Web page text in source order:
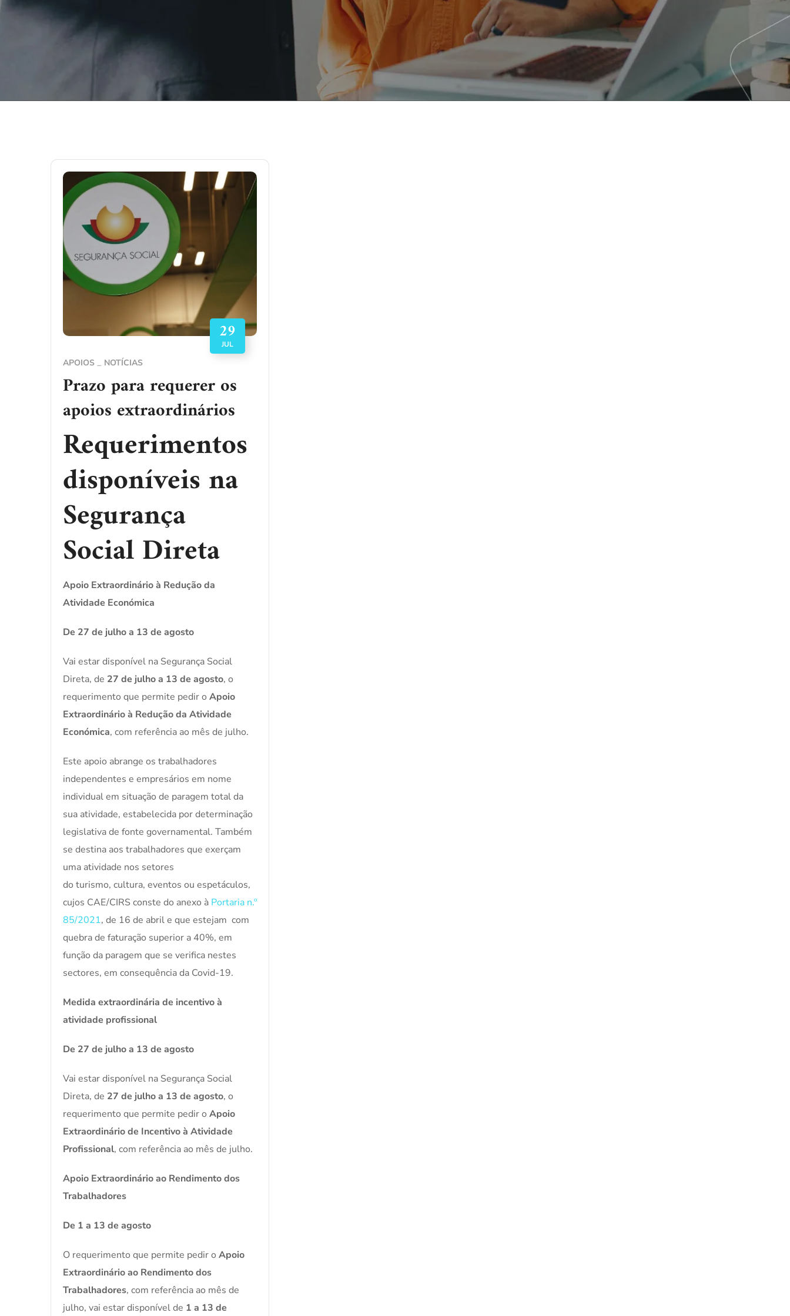
29
JUL
APOIOS NOTÍCIAS
Prazo para requerer os
apoios extraordinários
Requerimentos
disponíveis na
Segurança
Social Direta
Apoio Extraordinário à Redução da
Atividade Económica
De 27 de julho a 13 de agosto
Vai estar disponível na Segurança Social
Direta, de 27 de julho a 13 de agosto, o
requerimento que permite pedir o Apoio
Extraordinário à Redução da Atividade
Económica, com referência ao mês de julho.
Este apoio abrange os trabalhadores
independentes e empresários em nome
individual em situação de paragem total da
sua atividade, estabelecida por determinação
legislativa de fonte governamental. Também
se destina aos trabalhadores que exerçam
uma atividade nos setores
do turismo, cultura, eventos ou espetáculos,
cujos CAE/CIRS conste do anexo à Portaria n.º
85/2021, de 16 de abril e que estejam com
quebra de faturação superior a 40%, em
função da paragem que se verifica nestes
sectores, em consequência da Covid-19.
Medida extraordinária de incentivo à
atividade profissional
De 27 de julho a 13 de agosto
Vai estar disponível na Segurança Social
Direta, de 27 de julho a 13 de agosto, o
requerimento que permite pedir o Apoio
Extraordinário de Incentivo à Atividade
Profissional, com referência ao mês de julho.
Apoio Extraordinário ao Rendimento dos
Trabalhadores
De 1 a 13 de agosto
O requerimento que permite pedir o Apoio
Extraordinário ao Rendimento dos
Trabalhadores, com referência ao mês de
julho, vai estar disponível de 1 a 13 de